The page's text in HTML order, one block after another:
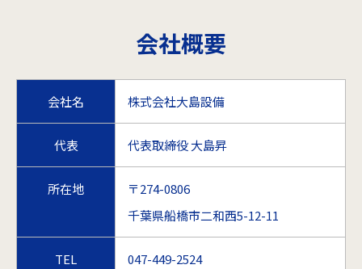
会社概要
会社名 株式会社大島設備
代表 代表取締役 大島昇
所在地
〒274-0806
千葉県船橋市二和西5-12-11
TEL 047-449-2524